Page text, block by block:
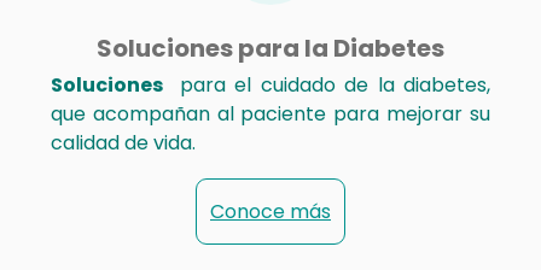
Soluciones para la Diabetes
Soluciones
para el cuidado de la diabetes,
que acompañan al paciente para mejorar su
calidad de vida.
Conoce más